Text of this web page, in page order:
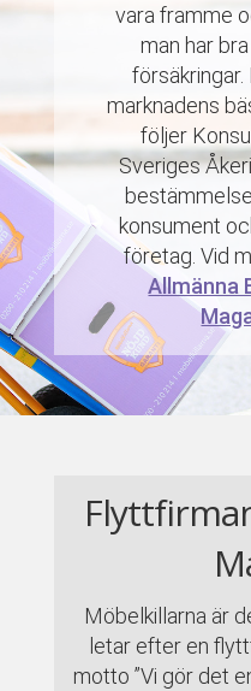
vara framme
man har
marknadens
följer
Sveriges
konsument
företag. Vid
Allmänna
Möbelkillarna är
letar efter en
motto ”Vi gör det